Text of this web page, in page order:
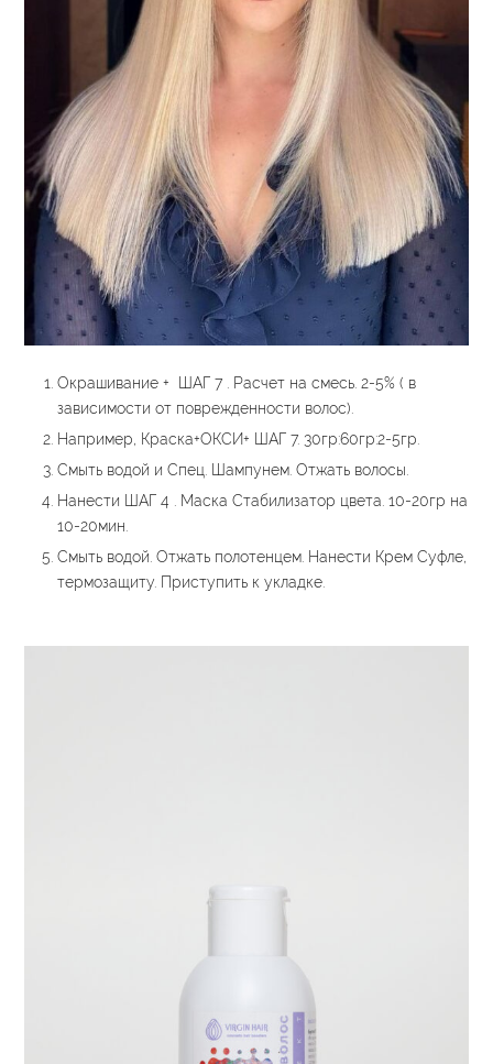
Окрашивание + ШАГ 7 . Расчет на смесь. 2-5% ( в
зависимости от поврежденности волос).
Например, Краска+ОКСИ+ ШАГ 7. 30гр:60гр:2-5гр.
Смыть водой и Спец. Шампунем. Отжать волосы.
Нанести ШАГ 4 . Маска Стабилизатор цвета. 10-20гр на
10-20мин.
Смыть водой. Отжать полотенцем. Нанести Крем Суфле,
термозащиту. Приступить к укладке.